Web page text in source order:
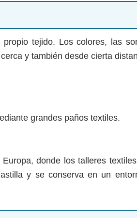
tejido. Los colores, las
y también desde cierta
grandes paños textiles.
donde los talleres
y se conserva en un